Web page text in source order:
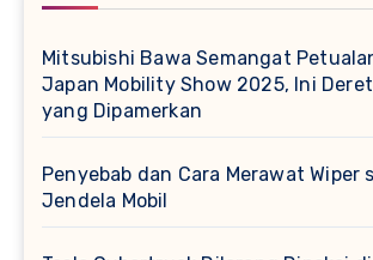
Mitsubishi Bawa Semangat
Japan Mobility Show 2025, Ini
yang Dipamerkan
Penyebab dan Cara Merawat Wiper
Jendela Mobil